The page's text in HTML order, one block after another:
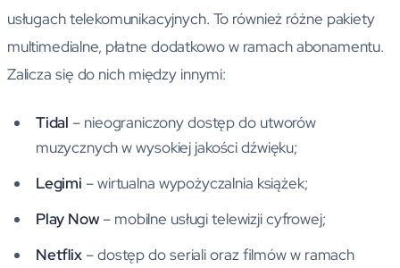
usługach telekomunikacyjnych. To również różne pakiety
multimedialne, płatne dodatkowo w ramach abonamentu.
Zalicza się do nich między innymi:
Tidal – nieograniczony dostęp do utworów
muzycznych w wysokiej jakości dźwięku;
Legimi – wirtualna wypożyczalnia książek;
Play Now– mobilne usługi telewizji cyfrowej;
Netflix– dostęp do seriali oraz filmów w ramach